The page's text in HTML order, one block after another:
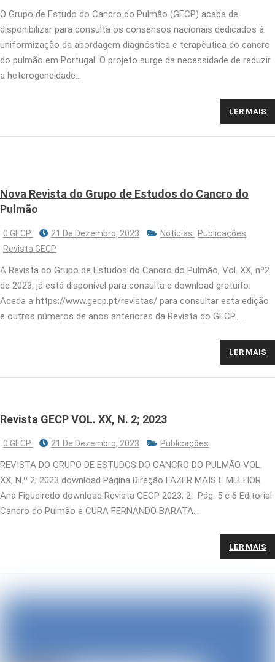
O Grupo de Estudo do Cancro do Pulmão (GECP) acaba de
disponibilizar para consulta os consensos nacionais dedicados à
uniformização da abordagem diagnóstica e terapêutica do cancro
do pulmão em Portugal. O projeto surge da necessidade de reduzir
a heterogeneidade…
LER MAIS
Nova Revista do Grupo de Estudos do Cancro do
Pulmão
0 GECP 21 De Dezembro, 2023 Notícias
Publicações
Revista GECP
A Revista do Grupo de Estudos do Cancro do Pulmão, Vol. XX, nº2
de 2023, já está disponível para consulta e download gratuito.
Aceda a https://www.gecp.pt/revistas/ para consultar esta edição
e outros números de anos anteriores da Revista do GECP….
LER MAIS
Revista GECP VOL. XX, N. 2; 2023
0 GECP 21 De Dezembro, 2023 Publicações
REVISTA DO GRUPO DE ESTUDOS DO CANCRO DO PULMÃO VOL.
XX, N.º 2; 2023 download Página Direção FAZER MAIS E MELHOR
Ana Figueiredo download Revista GECP 2023; 2: Pág. 5 e 6 Editorial
Cancro do Pulmão e CURA FERNANDO BARATA…
LER MAIS